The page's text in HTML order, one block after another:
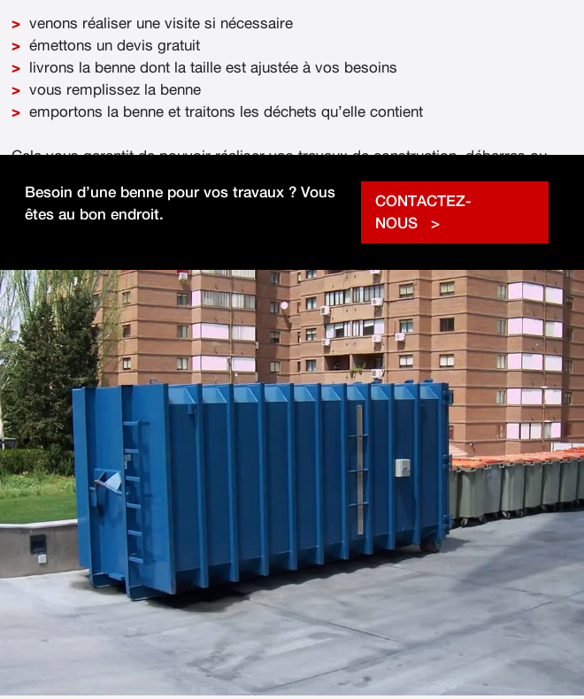
venons réaliser une visite si nécessaire
émettons un devis gratuit
livrons la benne dont la taille est ajustée à vos besoins
vous remplissez la benne
emportons la benne et traitons les déchets qu’elle contient
Cela vous garantit de pouvoir réaliser vos travaux de construction, débarras ou
Besoin d’une benne pour vos travaux ? Vous
êtes au bon endroit.
CONTACTEZ-
NOUS